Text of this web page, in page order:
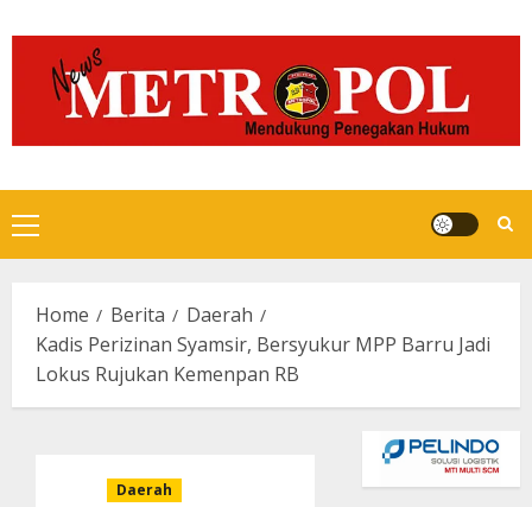
to
content
Primary
Menu
Home Berita
Daerah
Kadis Perizinan Syamsir, Bersyukur MPP Barru Jadi
Lokus Rujukan Kemenpan RB
Daerah